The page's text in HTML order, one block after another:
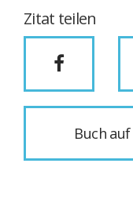
Zitat teilen
Buch auf